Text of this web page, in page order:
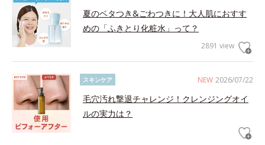
夏のベタつき&ごわつきに！大人肌におすす
めの「ふきとり化粧水」って？
2891 view
NEW 2026/07/22
スキンケア
毛穴汚れ撃退チャレンジ！クレンジングオイ
ルの実力は？